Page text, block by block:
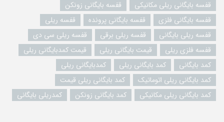
قفسه بایگانی ریلی مکانیکی
قفسه بایگانی زونکن
قفسه بایگانی فلزی
قفسه بایگانی پرونده
قفسه ریلی
قفسه ریلی بایگانی
قفسه ریلی برقی
قفسه ریلی سی دی
قفسه فلزی ریلی
قیمت بایگانی ریلی
قیمت کمدبایگانی ریلی
کمد بایگانی
کمد بایگانی ریلی
کمدبایگانی ریلی
کمد بایگانی ریلی اتوماتیک
کمد بایگانی ریلی قیمت
کمد بایگانی ریلی مکانیکی
کمد بایگانی زونکن کمدریلی بایگانی